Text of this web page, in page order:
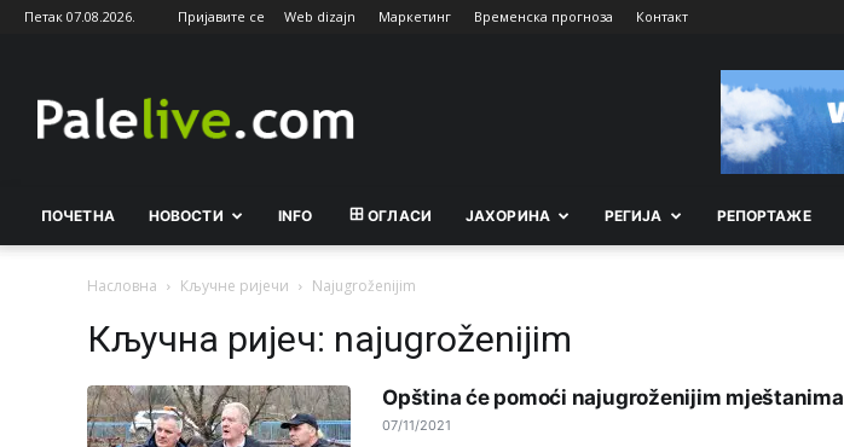
Петак 07.08.2026. Пријавите се Web dizajn Маркетинг Временска прогноза Контакт
ПОЧЕТНА НОВОСТИ INFO ОГЛАСИ ЈАХОРИНА РEГИЈА РEПОРТАЖE
Насловна Кључне ријечи Najugroženijim
Кључна ријеч: najugroženijim
Opština će pomoći najugroženijim mještanima
07/11/2021